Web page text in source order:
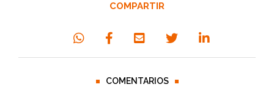
COMPARTIR
COMENTARIOS